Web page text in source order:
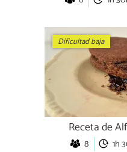
Dificultad baja
Receta de
8 1h